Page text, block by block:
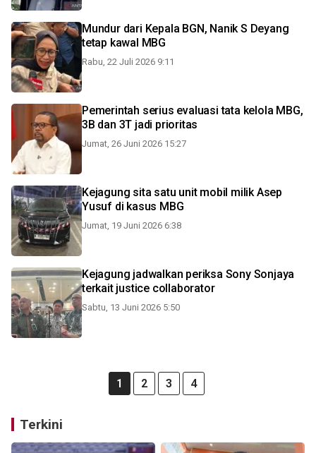
Mundur dari Kepala BGN, Nanik S Deyang
tetap kawal MBG
Rabu, 22 Juli 2026 9:11
Pemerintah serius evaluasi tata kelola MBG,
3B dan 3T jadi prioritas
Jumat, 26 Juni 2026 15:27
Kejagung sita satu unit mobil milik Asep
Yusuf di kasus MBG
Jumat, 19 Juni 2026 6:38
Kejagung jadwalkan periksa Sony Sonjaya
terkait justice collaborator
Sabtu, 13 Juni 2026 5:50
1 2 3 4
Terkini